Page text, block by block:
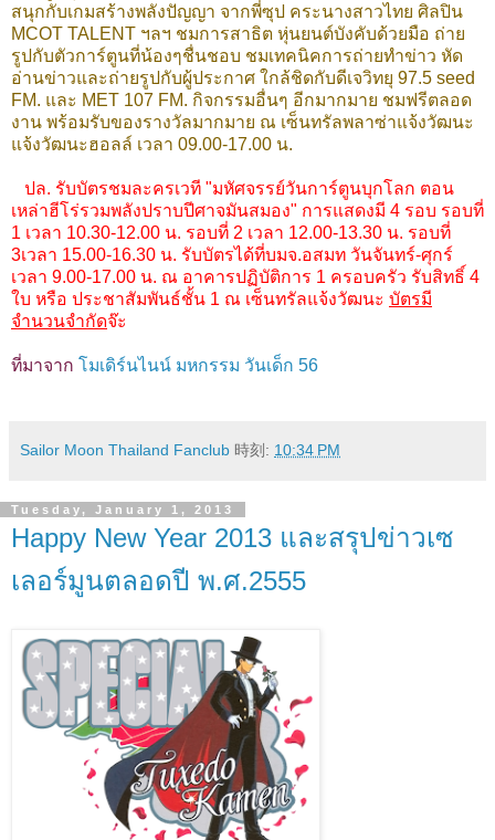
สนุกกับเกมสร้างพลังปัญญา จากพี่ซุป คระนางสาวไทย ศิลปิน
MCOT TALENT ฯลฯ ชมการสาธิต หุ่นยนต์บังคับด้วยมือ ถ่าย
รูปกับตัวการ์ตูนที่น้องๆชื่นชอบ ชมเทคนิคการถ่ายทำข่าว หัด
อ่านข่าวและถ่ายรูปกับผู้ประกาศ ใกล้ชิดกับดีเจวิทยุ 97.5 seed
FM. และ MET 107 FM. กิจกรรมอื่นๆ อีกมากมาย ชมฟรีตลอด
งาน พร้อมรับของรางวัลมากมาย ณ เซ็นทรัลพลาซ่าแจ้งวัฒนะ
แจ้งวัฒนะฮอลล์ เวลา 09.00-17.00 น.
ปล. รับบัตรชมละครเวที "มหัศจรรย์วันการ์ตูนบุกโลก ตอน
เหล่าฮีโร่รวมพลังปราบปีศาจมันสมอง" การแสดงมี 4 รอบ รอบที่
1 เวลา 10.30-12.00 น. รอบที่ 2 เวลา 12.00-13.30 น. รอบที่
3เวลา 15.00-16.30 น. รับบัตรได้ที่บมจ.อสมท วันจันทร์-ศุกร์
เวลา 9.00-17.00 น. ณ อาคารปฏิบัติการ 1 ครอบครัว รับสิทธิ์ 4
ใบ หรือ ประชาสัมพันธ์ชั้น 1 ณ เซ็นทรัลแจ้งวัฒนะ บัตรมี
จำนวนจำกัดจ๊ะ
ที่มาจาก โมเดิร์นไนน์ มหกรรม วันเด็ก 56
Sailor Moon Thailand Fanclub 時刻: 10:34 PM
Tuesday, January 1, 2013
Happy New Year 2013 และสรุปข่าวเซ
เลอร์มูนตลอดปี พ.ศ.2555